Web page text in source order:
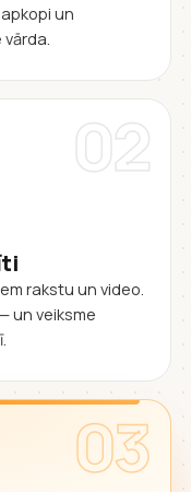
un
02
rakstu un video.
un veiksme
03